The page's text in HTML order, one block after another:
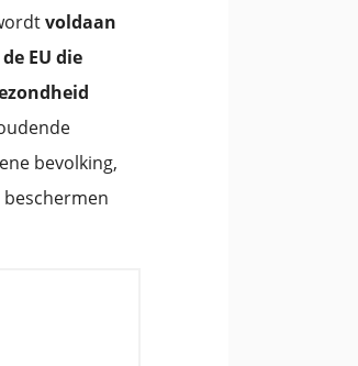
voldaan
EU die
bevolking,